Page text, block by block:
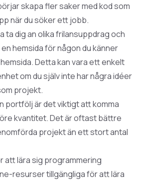
skapa fler saker med kod som
när du söker ett jobb.
ta dig an olika frilansuppdrag och
hemsida för någon du känner
Detta kan vara ett enkelt
om du själv inte har några idéer
projekt.
portfölj är det viktigt att komma
kvantitet. Det är oftast bättre
projekt än ett stort antal
att lära sig programmering
resurser tillgängliga för att lära